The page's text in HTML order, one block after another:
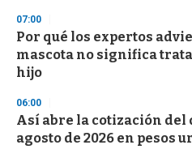
s
e
c
o
n
07:00
Por qué los expertos
mascota no significa
hijo
06:00
Así abre la cotización del
agosto de 2026 en pesos